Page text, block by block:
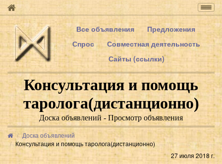
Все объявления
Предложения
Спрос
Совместная деятельность
Сайты (ссылки)
Консультация и помощь
таролога(дистанционно)
Доска объявлений - Просмотр объявления
Доска объявлений
Консультация и помощь таролога(дистанционно)
27 июля 2018 г.